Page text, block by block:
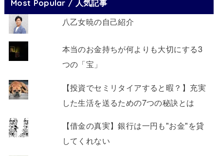
Most Popular / 人気記事
八乙女暁の自己紹介
本当のお金持ちが何よりも大切にする3
つの「宝」
【投資でセミリタイアすると暇？】充実
した生活を送るための7つの秘訣とは
【借金の真実】銀行は一円も"お金"を貸
してくれない